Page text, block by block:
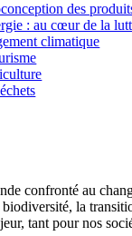
des
: au cœur de la
climatique
confronté au
biodiversité, la
tant pour nos